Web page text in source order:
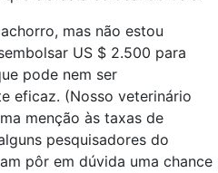
mas não estou
US $ 2.500 para
pode nem ser
eficaz. (Nosso veterinário
menção às taxas de
pesquisadores do
pôr em dúvida uma chance